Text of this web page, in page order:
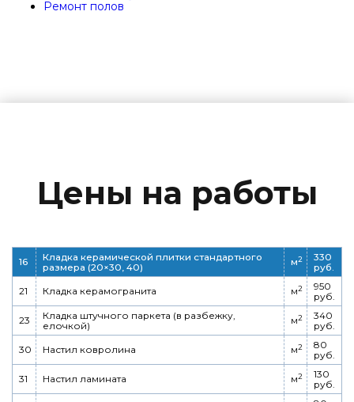
Ремонт полов
Цены на работы
16
Кладка керамической плитки стандартного
размера (20×30, 40)
м2
330
руб.
21
Кладка керамогранита м2
950
руб.
23
Кладка штучного паркета (в разбежку,
елочкой)
м2
340
руб.
30
Настил ковролина м2
80
руб.
31
Настил ламината м2
130
руб.